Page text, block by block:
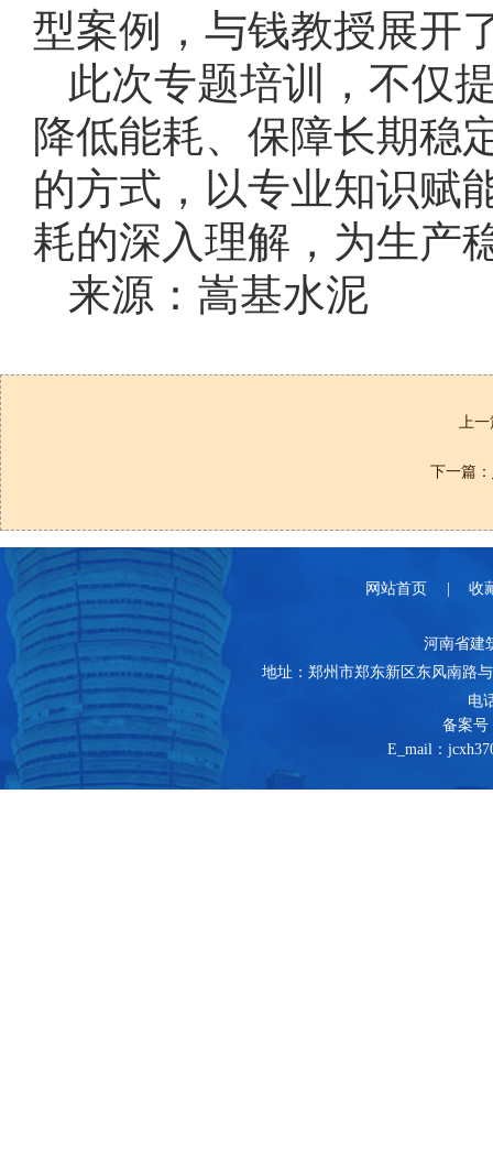
型案例，与钱教授展开
此次专题培训，不仅
降低能耗、保障长期稳
的方式，以专业知识赋
耗的深入理解，为生产
来源：嵩基水泥
上一
下一篇：